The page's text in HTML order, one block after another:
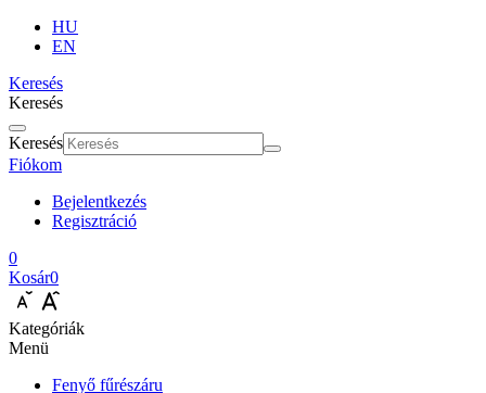
HU
EN
Keresés
Keresés
Keresés
Fiókom
Bejelentkezés
Regisztráció
0
Kosár0
Kategóriák
Menü
Fenyő fűrészáru